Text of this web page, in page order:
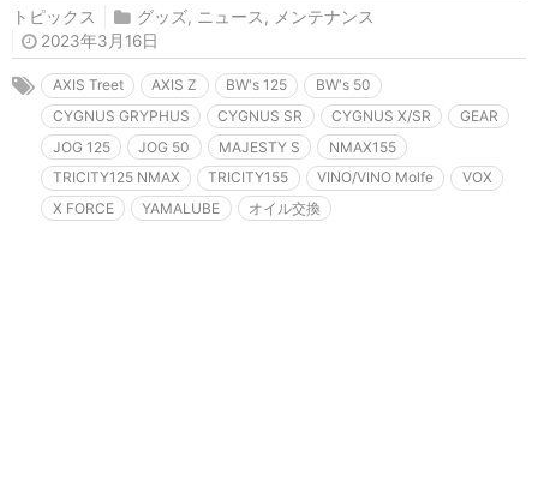
トピックス グッズ, ニュース , メンテナンス
2023年3月16日
AXIS Treet AXIS Z BW's 125
BW's 50
CYGNUS GRYPHUS
CYGNUS SR CYGNUS X/SR
GEAR
JOG 125
JOG 50 MAJESTY S
NMAX155
TRICITY125 NMAX
TRICITY155 VINO/VINO Molfe
VOX
X FORCE
YAMALUBE オイル交換